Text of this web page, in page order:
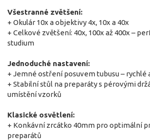
Všestranné zvětšení:
+ Okulár 10x a objektivy 4x, 10x a 40x
+ Celkové zvětšení: 40x, 100x až 400x –
studium
Jednoduché nastavení:
+ Jemné ostření posuvem tubusu – rychlé
+ Stabilní stůl na preparáty s pérovými
umístění vzorků
Klasické osvětlení:
+ Konkávní zrcátko 40mm pro optimální
preparátů